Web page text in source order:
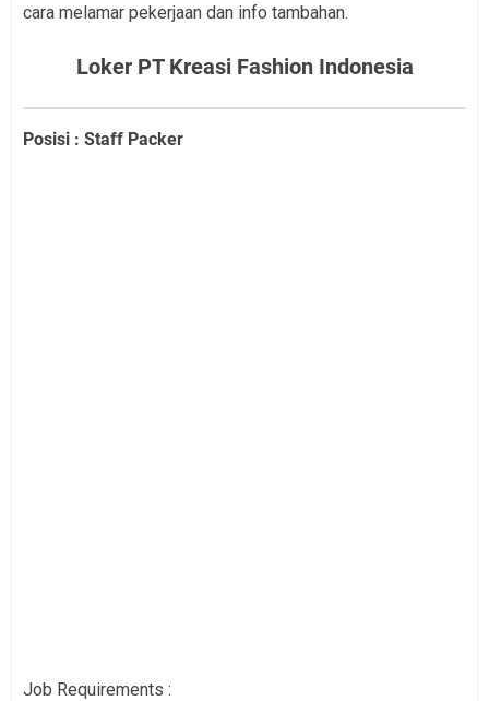
cara melamar pekerjaan dan info tambahan.
Loker PT Kreasi Fashion Indonesia
Posisi : Staff Packer
Job Requirements :